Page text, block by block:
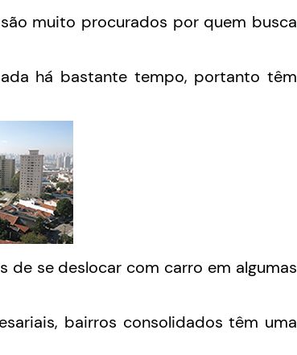
muito procurados por quem busca
há bastante tempo, portanto têm
de se deslocar com carro em algumas
bairros consolidados têm uma